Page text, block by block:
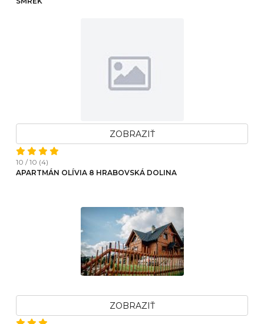
ZOBRAZIŤ
10 / 10 (4)
APARTMÁN OLÍVIA 8 HRABOVSKÁ DOLINA
ZOBRAZIŤ